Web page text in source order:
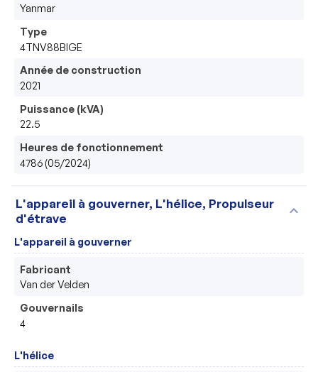
Yanmar
Type
4TNV88BIGE
Année de construction
2021
Puissance (kVA)
22.5
Heures de fonctionnement
4786 (05/2024)
L'appareil à gouverner, L'hélice, Propulseur
d'étrave
expand_more
L'appareil à gouverner
Fabricant
Van der Velden
Gouvernails
4
L'hélice